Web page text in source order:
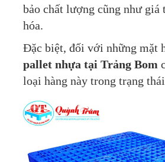
bảo chất lượng cũng như giá
hóa.
Đặc biệt, đối với những mặt
pallet nhựa tại Trảng Bom
loại hàng này trong trạng